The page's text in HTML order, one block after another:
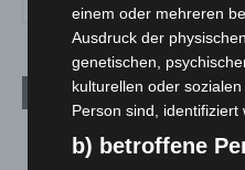
Aktuelle Beiträge
Kunst trifft Weingenuss:
Werke im Jacques’ Wein-
einem oder mehreren
Ausdruck der
genetischen,
kulturellen oder
Person sind, identifiziert
b) betroffene